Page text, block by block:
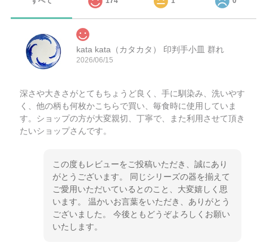
kata kata（カタカタ） 印判手小皿 群れ
2026/06/15
深さや大きさがとてもちょうど良く、手に馴染み、洗いやす
く、他の柄も何枚かこちらで買い、毎食時に使用していま
す。ショップの方が大変親切、丁寧で、また利用させて頂き
たいショップさんです。
この度もレビューをご投稿いただき、誠にあり
がとうございます。 同じシリーズの器を揃えて
ご愛用いただいているとのこと、大変嬉しく思
います。 温かいお言葉をいただき、ありがとう
ございました。 今後ともどうぞよろしくお願い
いたします。